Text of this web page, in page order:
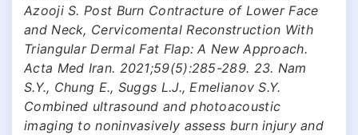
Azooji S. Post Burn Contracture of Lower Face
and Neck, Cervicomental Reconstruction With
Triangular Dermal Fat Flap: A New Approach.
Acta Med Iran. 2021;59(5):285-289. 23. Nam
S.Y., Chung E., Suggs L.J., Emelianov S.Y.
Combined ultrasound and photoacoustic
imaging to noninvasively assess burn injury and